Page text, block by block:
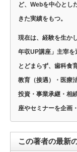
ど、Webを中心とし
きた実績をもつ。
現在は、経験を生か
年収UP講座」主宰
とどまらず、歯科食
教育（接遇）・医療
投資・事業承継・相
座やセミナーを企画
この著者の最新